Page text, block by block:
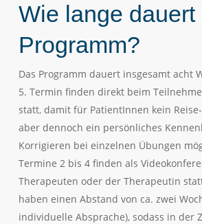
Wie lange dauert
Programm?
Das Programm dauert insgesamt acht
5. Termin finden direkt beim
statt, damit für PatientInnen kein
aber dennoch ein persönliches
Korrigieren bei einzelnen Übungen
Termine 2 bis 4 finden als
Therapeuten oder der Therapeutin
haben einen Abstand von ca. zwei
individuelle Absprache), sodass in der